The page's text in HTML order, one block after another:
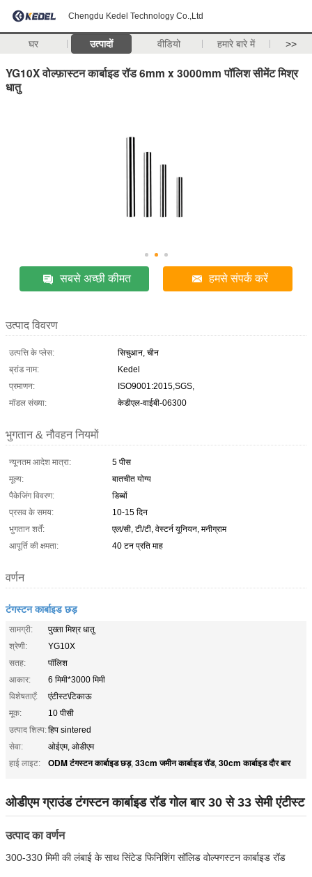
Chengdu Kedel Technology Co.,Ltd
घर उत्पादों वीडियो हमारे बारे में >>
YG10X वोल्फ़ास्टन कार्बाइड रॉड 6mm x 3000mm पॉलिश सीमेंट मिश्र
धातु
सबसे अच्छी कीमत हमसे संपर्क करें
उत्पाद विवरण
उत्पत्ति के प्लेस:
सिचुआन, चीन
ब्रांड नाम:
Kedel
प्रमाणन:
ISO9001:2015,SGS,
मॉडल संख्या:
केडीएल-वाईबी-06300
भुगतान & नौवहन नियमों
न्यूनतम आदेश मात्रा:
5 पीस
मूल्य:
बातचीत योग्य
पैकेजिंग विवरण:
डिब्बों
प्रसव के समय:
10-15 दिन
भुगतान शर्तें:
एल/सी, टी/टी, वेस्टर्न यूनियन, मनीग्राम
आपूर्ति की क्षमता:
40 टन प्रति माह
वर्णन
टंगस्टन कार्बाइड छड़
सामग्री:
पुख्ता मिश्र धातु
श्रेणी:
YG10X
सतह:
पॉलिश
आकार:
6 मिमी*3000 मिमी
विशेषताएँ:
एंटीस्ट\टिकाऊ
मूक:
10 पीसी
उत्पाद शिल्प:हिप sintered
सेवा:
ओईएम, ओडीएम
हाई लाइट:
ODM टंगस्टन कार्बाइड छड़, 33cm जमीन कार्बाइड रॉड, 30cm कार्बाइड दौर बार
ओडीएम ग्राउंड टंगस्टन कार्बाइड रॉड गोल बार 30 से 33 सेमी एंटीस्ट
उत्पाद का वर्णन
300-330 मिमी की लंबाई के साथ सिंटेड फिनिशिंग सॉलिड वोल्फ्गस्टन कार्बाइड रॉड